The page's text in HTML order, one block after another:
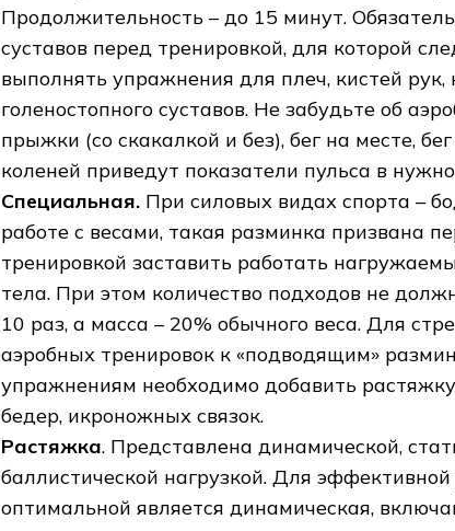
Продолжительность – до 15 минут.
суставов перед тренировкой, для которой
выполнять упражнения для плеч, кистей рук,
голеностопного суставов. Не забудьте об
прыжки (со скакалкой и без), бег на месте,
коленей приведут показатели пульса в
Специальная. При силовых видах спорта –
работе с весами, такая разминка призвана
тренировкой заставить работать
тела. При этом количество подходов не
10 раз, а масса – 20% обычного веса. Для
аэробных тренировок к «подводящим»
упражнениям необходимо добавить
бедер, икроножных связок.
Растяжка. Представлена динамической,
баллистической нагрузкой. Для
оптимальной является динамическая,